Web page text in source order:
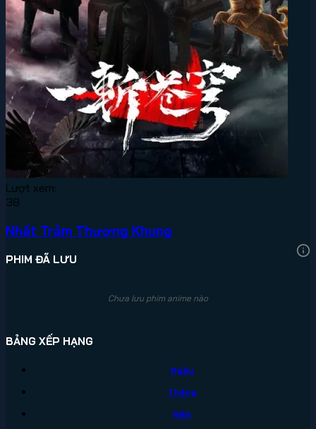
Lượt xem:
38
Nhất Trảm Thương Khung
PHIM ĐÃ LƯU
Chưa lưu phim anime nào
BẢNG XẾP HẠNG
Ngày
Tháng
Năm